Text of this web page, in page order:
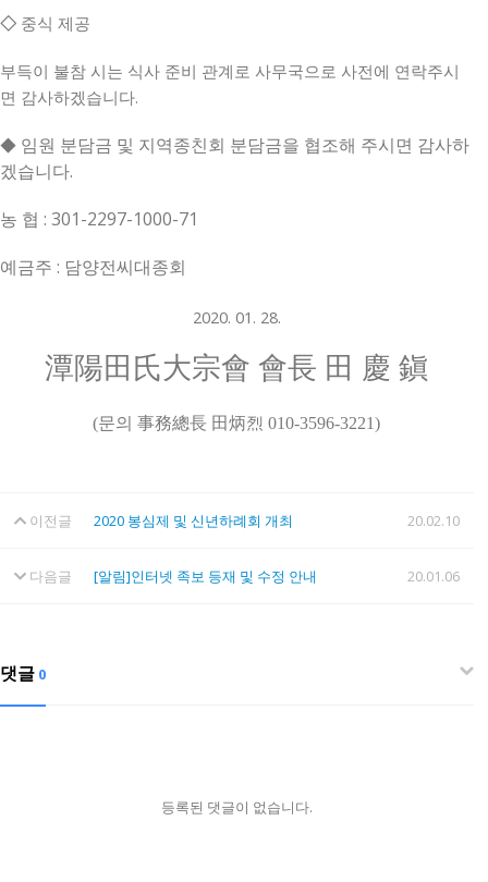
◇ 중식 제공
부득이 불참 시는 식사 준비 관계로 사무국으로 사전에 연락주시
면 감사하겠습니다.
◆ 임원 분담금 및 지역종친회 분담금을 협조해 주시면 감사하
겠습니다.
농 협 : 301-2297-1000-71
예금주 : 담양전씨대종회
2020. 01. 28.
潭陽田氏大宗會 會長 田 慶 鎭
(문의 事務總長 田炳烈 010-3596-3221)
이전글 2020 봉심제 및 신년하례회 개최 20.02.10
다음글 [알림]인터넷 족보 등재 및 수정 안내 20.01.06
댓글 0
등록된 댓글이 없습니다.